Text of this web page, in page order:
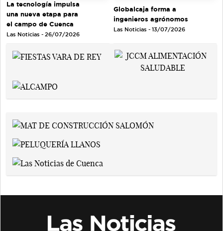
La tecnología impulsa
una nueva etapa para
el campo de Cuenca
Las Noticias - 26/07/2026
Globalcaja forma a
ingenieros agrónomos
Las Noticias - 13/07/2026